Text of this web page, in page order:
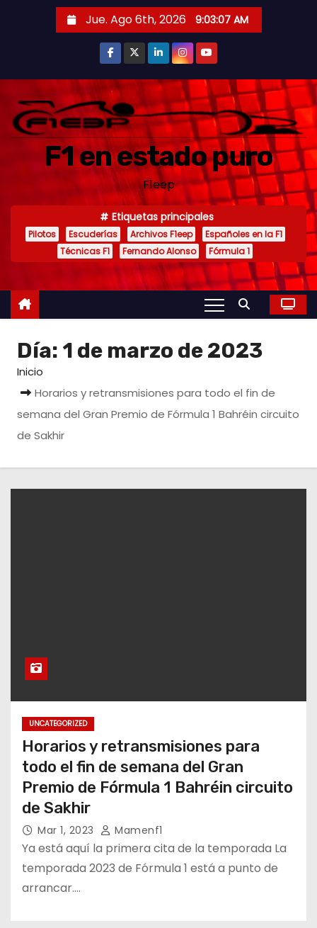
i
Jue. Ago 6th, 2026 9:03:08 AM
F1 en estado puro
F1eep
Etiquetas principales
Pilotos Escuderías Archivos F1eep
Españoles en la F1
Técnicas F1
Fernando Alonso Fórmula 1
Día: 1 de marzo de 2023
Inicio
Horarios y retransmisiones para todo el fin de
semana del Gran Premio de Fórmula 1 Bahréin circuito
de Sakhir
UNCATEGORIZED
Horarios y retransmisiones para
todo el fin de semana del Gran
Premio de Fórmula 1 Bahréin circuito
de Sakhir
Mar 1, 2023 Mamenf1
Ya está aquí la primera cita de la temporada La
temporada 2023 de Fórmula 1 está a punto de
arrancar.…